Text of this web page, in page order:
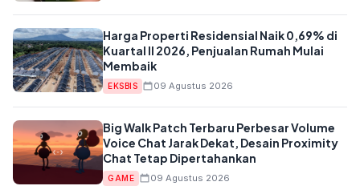
Harga Properti Residensial Naik 0,69% di
Kuartal II 2026, Penjualan Rumah Mulai
Membaik
EKSBIS 09 Agustus 2026
Big Walk Patch Terbaru Perbesar Volume
Voice Chat Jarak Dekat, Desain Proximity
Chat Tetap Dipertahankan
GAME 09 Agustus 2026